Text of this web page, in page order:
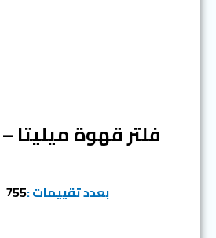
فلتر قهوة ميليتا – 40
بعدد تقييمات :755